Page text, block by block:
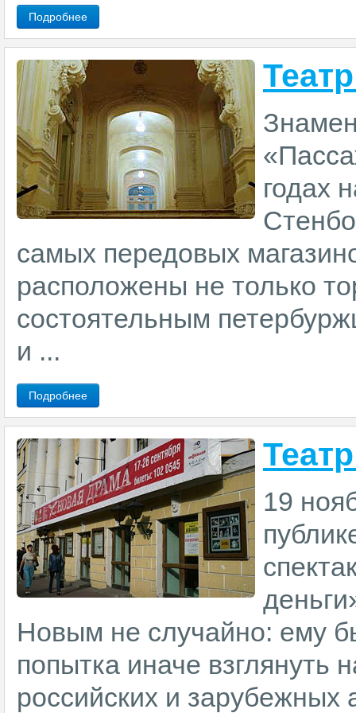
Подробнее
годах
самых передовых
расположены не только
состоятельным
и ...
Подробнее
19
Новым не случайно: ему
попытка иначе взглянуть
российских и зарубежных